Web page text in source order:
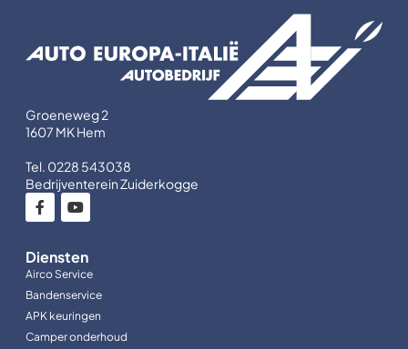
Groeneweg 2
1607 MK Hem
Tel. 0228 543038
Bedrijventerein Zuiderkogge
Diensten
Airco Service
Bandenservice
APK keuringen
Camper onderhoud